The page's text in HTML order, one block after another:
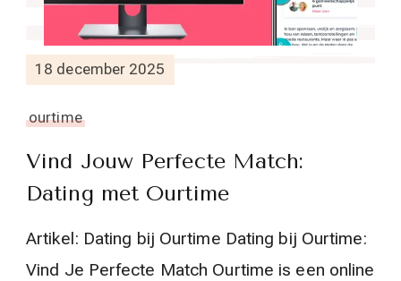
18 december 2025
ourtime
Vind Jouw Perfecte Match:
Dating met Ourtime
Artikel: Dating bij Ourtime Dating bij Ourtime:
Vind Je Perfecte Match Ourtime is een online